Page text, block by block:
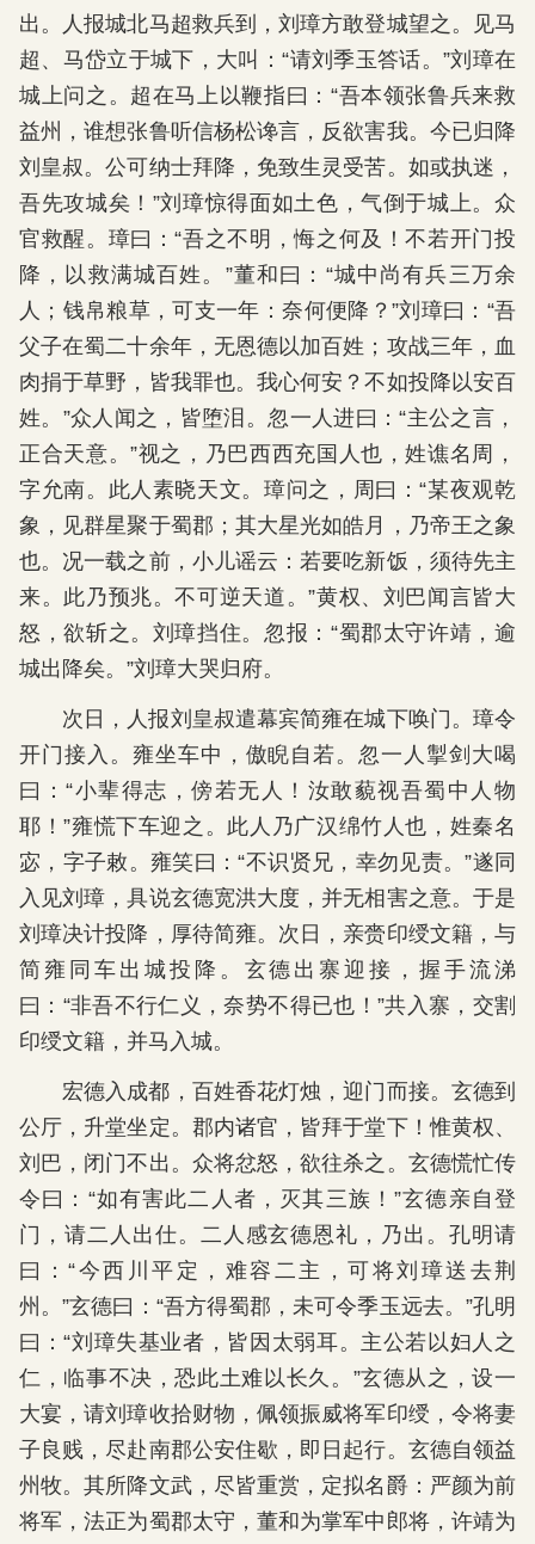
出。人报城北马超救兵到，刘璋方敢登城望之。见马
超、马岱立于城下，大叫：“请刘季玉答话。”刘璋在
城上问之。超在马上以鞭指曰：“吾本领张鲁兵来救
益州，谁想张鲁听信杨松谗言，反欲害我。今已归降
刘皇叔。公可纳士拜降，免致生灵受苦。如或执迷，
吾先攻城矣！”刘璋惊得面如土色，气倒于城上。众
官救醒。璋曰：“吾之不明，悔之何及！不若开门投
降，以救满城百姓。”董和曰：“城中尚有兵三万余
人；钱帛粮草，可支一年：奈何便降？”刘璋曰：“吾
父子在蜀二十余年，无恩德以加百姓；攻战三年，血
肉捐于草野，皆我罪也。我心何安？不如投降以安百
姓。”众人闻之，皆堕泪。忽一人进曰：“主公之言，
正合天意。”视之，乃巴西西充国人也，姓谯名周，
字允南。此人素晓天文。璋问之，周曰：“某夜观乾
象，见群星聚于蜀郡；其大星光如皓月，乃帝王之象
也。况一载之前，小儿谣云：若要吃新饭，须待先主
来。此乃预兆。不可逆天道。”黄权、刘巴闻言皆大
怒，欲斩之。刘璋挡住。忽报：“蜀郡太守许靖，逾
城出降矣。”刘璋大哭归府。
次日，人报刘皇叔遣幕宾简雍在城下唤门。璋令
开门接入。雍坐车中，傲睨自若。忽一人掣剑大喝
曰：“小辈得志，傍若无人！汝敢藐视吾蜀中人物
耶！”雍慌下车迎之。此人乃广汉绵竹人也，姓秦名
宓，字子敕。雍笑曰：“不识贤兄，幸勿见责。”遂同
入见刘璋，具说玄德宽洪大度，并无相害之意。于是
刘璋决计投降，厚待简雍。次日，亲赍印绶文籍，与
简雍同车出城投降。玄德出寨迎接，握手流涕
曰：“非吾不行仁义，奈势不得已也！”共入寨，交割
印绶文籍，并马入城。
宏德入成都，百姓香花灯烛，迎门而接。玄德到
公厅，升堂坐定。郡内诸官，皆拜于堂下！惟黄权、
刘巴，闭门不出。众将忿怒，欲往杀之。玄德慌忙传
令曰：“如有害此二人者，灭其三族！”玄德亲自登
门，请二人出仕。二人感玄德恩礼，乃出。孔明请
曰：“今西川平定，难容二主，可将刘璋送去荆
州。”玄德曰：“吾方得蜀郡，未可令季玉远去。”孔明
曰：“刘璋失基业者，皆因太弱耳。主公若以妇人之
仁，临事不决，恐此土难以长久。”玄德从之，设一
大宴，请刘璋收拾财物，佩领振威将军印绶，令将妻
子良贱，尽赴南郡公安住歇，即日起行。玄德自领益
州牧。其所降文武，尽皆重赏，定拟名爵：严颜为前
将军，法正为蜀郡太守，董和为掌军中郎将，许靖为